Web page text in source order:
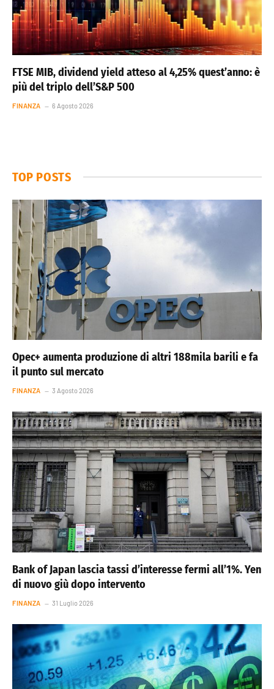
FTSE MIB, dividend yield atteso al 4,25% quest’anno: è
più del triplo dell’S&P 500
FINANZA 6 Agosto 2026
TOP POSTS
Opec+ aumenta produzione di altri 188mila barili e fa
il punto sul mercato
FINANZA 3 Agosto 2026
Bank of Japan lascia tassi d’interesse fermi all’1%. Yen
di nuovo giù dopo intervento
FINANZA 31 Luglio 2026